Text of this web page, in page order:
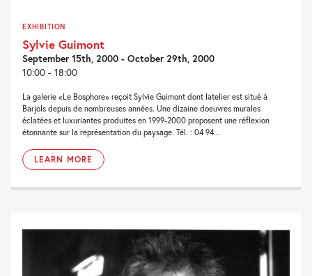
EXHIBITION
Sylvie Guimont
September 15th, 2000 - October 29th, 2000
10:00 - 18:00
La galerie «Le Bosphore» reçoit Sylvie Guimont dont latelier est situé à
Barjols depuis de nombreuses années. Une dizaine doeuvres murales
éclatées et luxuriantes produites en 1999-2000 proposent une réflexion
étonnante sur la représentation du paysage. Tél. : 04 94...
LEARN MORE